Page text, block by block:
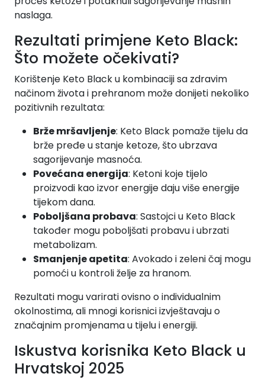
naslaga.
Rezultati primjene Keto Black:
Što možete očekivati?
Korištenje Keto Black u kombinaciji sa zdravim
načinom života i prehranom može donijeti nekoliko
pozitivnih rezultata:
Brže mršavljenje: Keto Black pomaže tijelu da
brže pređe u stanje ketoze, što ubrzava
sagorijevanje masnoća.
Povećana energija: Ketoni koje tijelo
proizvodi kao izvor energije daju više energije
tijekom dana.
Poboljšana probava: Sastojci u Keto Black
također mogu poboljšati probavu i ubrzati
metabolizam.
Smanjenje apetita: Avokado i zeleni čaj mogu
pomoći u kontroli želje za hranom.
Rezultati mogu varirati ovisno o individualnim
okolnostima, ali mnogi korisnici izvještavaju o
značajnim promjenama u tijelu i energiji.
Iskustva korisnika Keto Black u
Hrvatskoj 2025